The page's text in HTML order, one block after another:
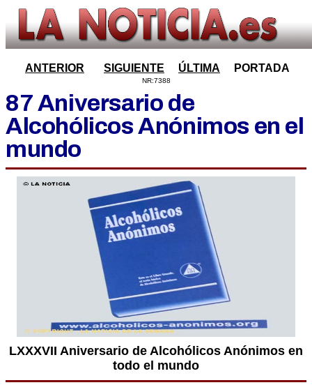
ANTERIOR SIGUIENTE ÚLTIMA PORTADA
NR:7388
87 Aniversario de
Alcohólicos Anónimos en el
mundo
LXXXVII Aniversario de Alcohólicos Anónimos en
todo el mundo